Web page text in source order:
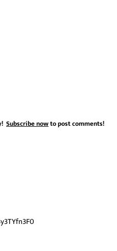
Subscribe nowto post comments!